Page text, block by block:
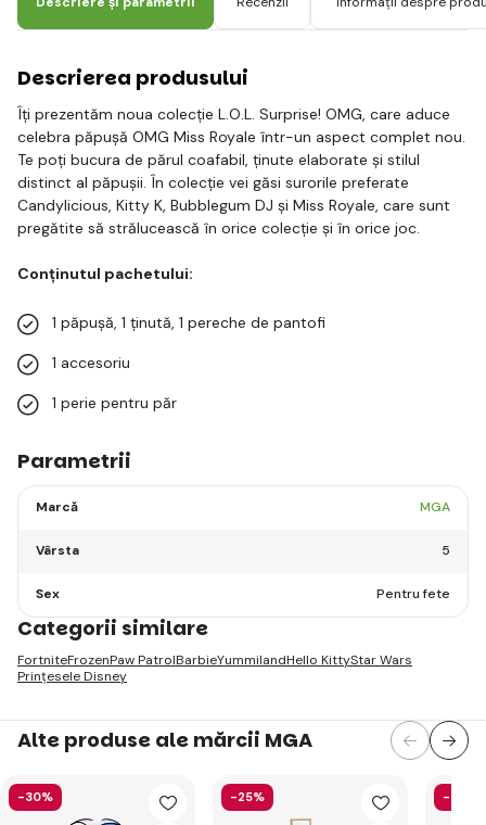
Descrierea produsului
Îți prezentăm noua colecție L.O.L. Surprise! OMG, care aduce
celebra păpușă OMG Miss Royale într-un aspect complet nou.
Te poți bucura de părul coafabil, ținute elaborate și stilul
distinct al păpușii. În colecție vei găsi surorile preferate
Candylicious, Kitty K, Bubblegum DJ și Miss Royale, care sunt
pregătite să strălucească în orice colecție și în orice joc.
Conținutul pachetului:
1 păpușă, 1 ținută, 1 pereche de pantofi
1 accesoriu
1 perie pentru păr
Parametrii
Marcă MGA
Vârsta 5
Sex Pentru fete
Categorii similare
FortniteFrozenPaw PatrolBarbieYummilandHello KittyStar Wars
Prințesele Disney
Alte produse ale mărcii MGA
-30% -25% -36%